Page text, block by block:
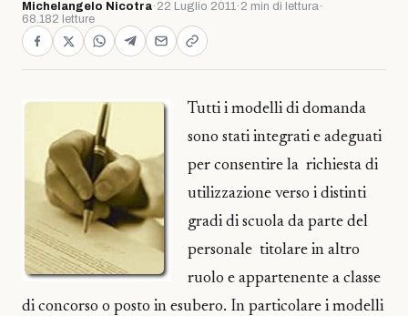
Michelangelo Nicotra· 22 Luglio 2011· 2 min di lettura·
68.182 letture
Tutti i modelli di domanda
sono stati integrati e adeguati
per consentire la richiesta di
utilizzazione verso i distinti
gradi di scuola da parte del
personale titolare in altro
ruolo e appartenente a classe
di concorso o posto in esubero. In particolare i modelli